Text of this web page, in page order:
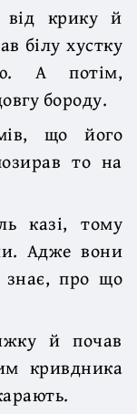
від крику й
білу хустку
А потім,
бороду.
що його
то на
казі, тому
Адже вони
знає, про що
й почав
кривдника